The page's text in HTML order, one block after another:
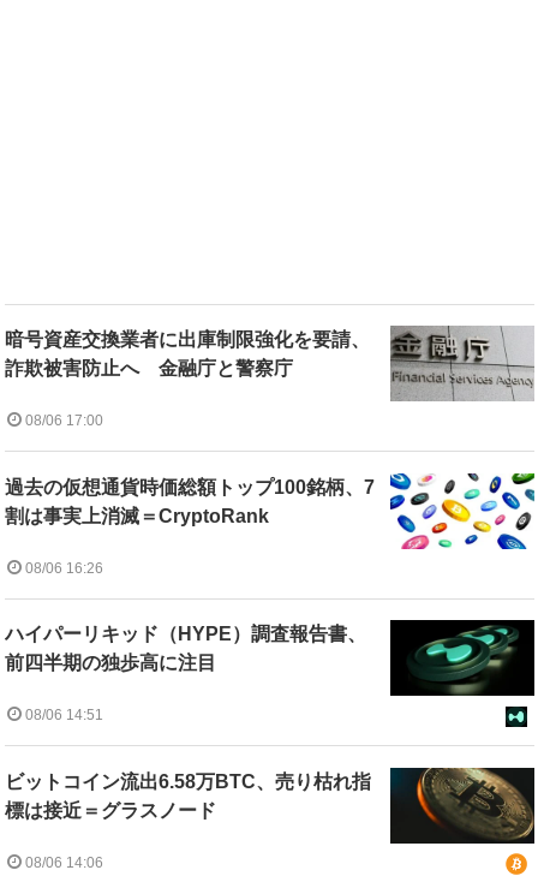
暗号資産交換業者に出庫制限強化を要請、
詐欺被害防止へ 金融庁と警察庁
08/06 17:00
過去の仮想通貨時価総額トップ100銘柄、7
割は事実上消滅＝CryptoRank
08/06 16:26
ハイパーリキッド（HYPE）調査報告書、
前四半期の独歩高に注目
08/06 14:51
ビットコイン流出6.58万BTC、売り枯れ指
標は接近＝グラスノード
08/06 14:06